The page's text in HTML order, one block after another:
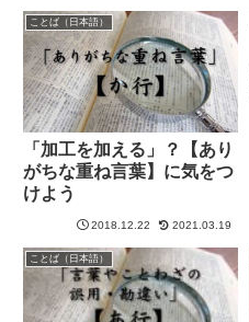
ことば（日本語）
「加工を加える」？【あり
がちな重ね言葉】に気をつ
けよう
2018.12.22 2021.03.19
ことば（日本語）